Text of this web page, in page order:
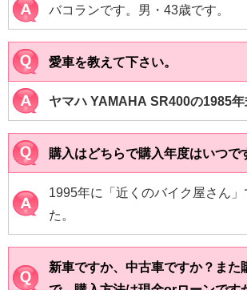
バコランです。男・43歳です。
愛車を教えて下さい。
ヤマハ YAMAHA SR400の1985年
購入はどちらで購入年度はいつで
1995年に「近くのバイク屋さん」
た。
新車ですか、中古車ですか？また